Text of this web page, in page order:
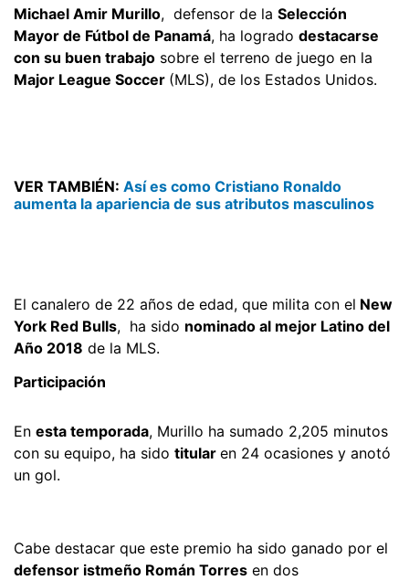
Michael Amir Murillo, defensor de la Selección
Mayor de Fútbol de Panamá, ha logrado destacarse
con su buen trabajo sobre el terreno de juego en la
Major League Soccer (MLS), de los Estados Unidos.
VER TAMBIÉN: Así es como Cristiano Ronaldo
aumenta la apariencia de sus atributos masculinos
El canalero de 22 años de edad, que milita con el New
York Red Bulls, ha sido nominado al mejor Latino del
Año 2018 de la MLS.
Participación
En esta temporada, Murillo ha sumado 2,205 minutos
con su equipo, ha sido titular en 24 ocasiones y anotó
un gol.
Cabe destacar que este premio ha sido ganado por el
defensor istmeño Román Torres en dos